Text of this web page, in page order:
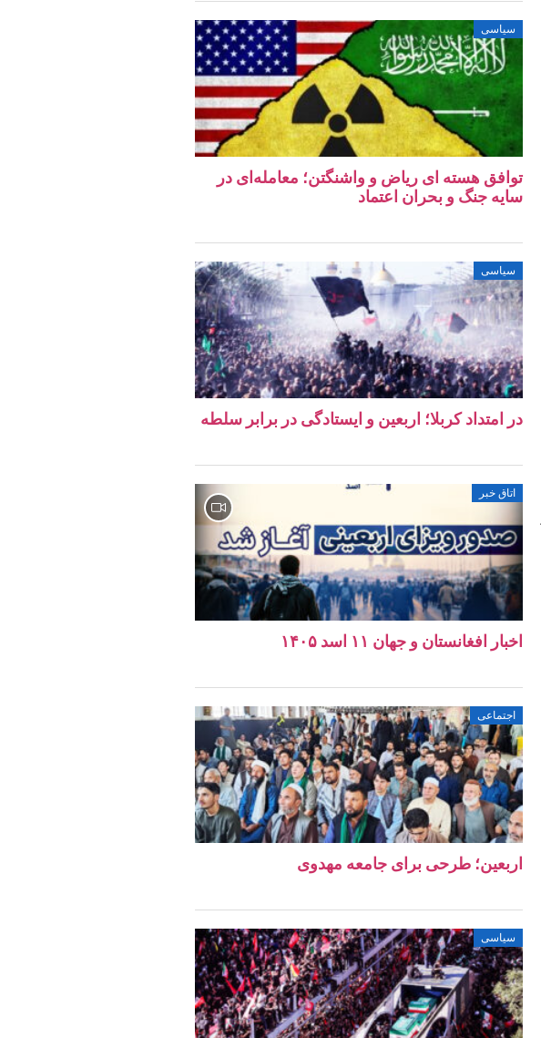
سیاسی
توافق هسته‌ ای ریاض و واشنگتن؛ معامله‌ای در
سایه جنگ و بحران اعتماد
سیاسی
در امتداد کربلا؛ اربعین و ایستادگی در برابر سلطه
اتاق خبر
اخبار افغانستان و جهان ۱۱ اسد ۱۴۰۵
اجتماعی
اربعین؛ طرحی برای جامعه مهدوی
سیاسی